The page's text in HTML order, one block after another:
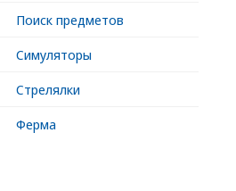
Поиск предметов
Симуляторы
Стрелялки
Ферма